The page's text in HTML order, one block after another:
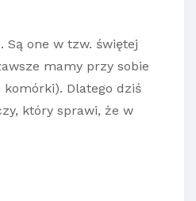
Są one w tzw. świętej
mamy przy sobie
Dlatego dziś
który sprawi, że w